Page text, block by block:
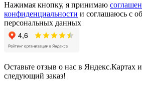
Нажимая кнопку, я принимаю
конфиденциальности и соглашаюсь с
персональных данных
Оставьте отзыв о нас в Яндекс.Картах
следующий заказ!